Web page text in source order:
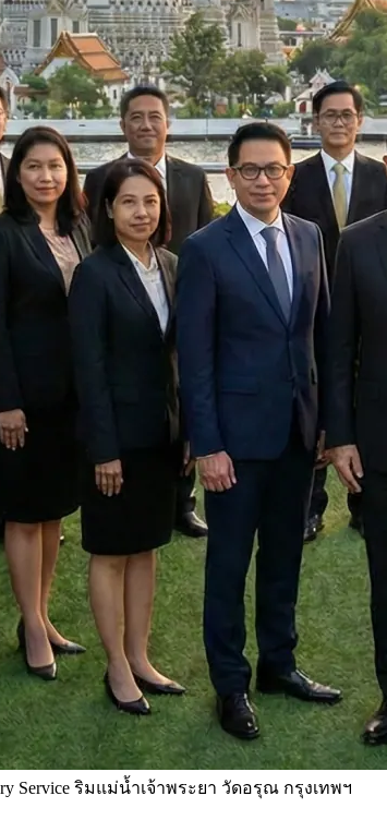
Service ริมแม่น้ำเจ้าพระยา วัดอรุณ กรุงเทพฯ